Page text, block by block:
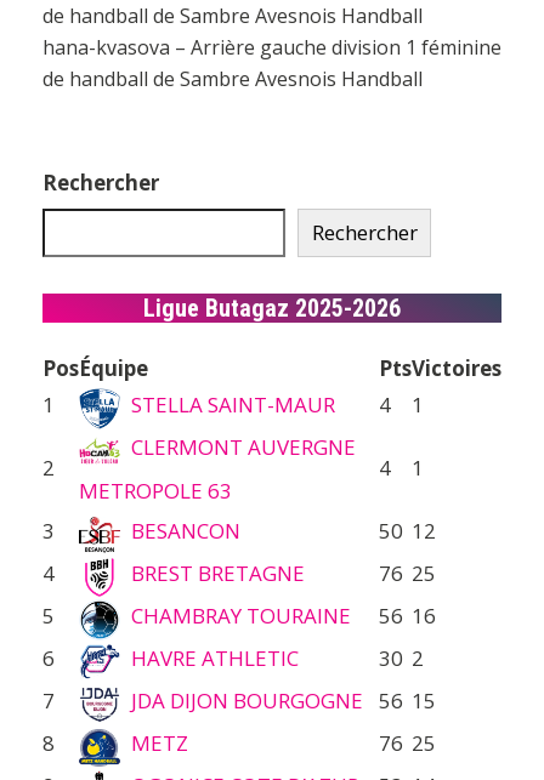
de handball de Sambre Avesnois Handball
hana-kvasova – Arrière gauche division 1 féminine
de handball de Sambre Avesnois Handball
Rechercher
Rechercher
Ligue Butagaz 2025-2026
PosÉquipe PtsVictoires
1
STELLA SAINT-MAUR 4 1
2
CLERMONT AUVERGNE
METROPOLE 63
4 1
3 BESANCON 50 12
4
BREST BRETAGNE 76 25
5
CHAMBRAY TOURAINE 56 16
6
HAVRE ATHLETIC 30 2
7
JDA DIJON BOURGOGNE 56 15
8
METZ 76 25